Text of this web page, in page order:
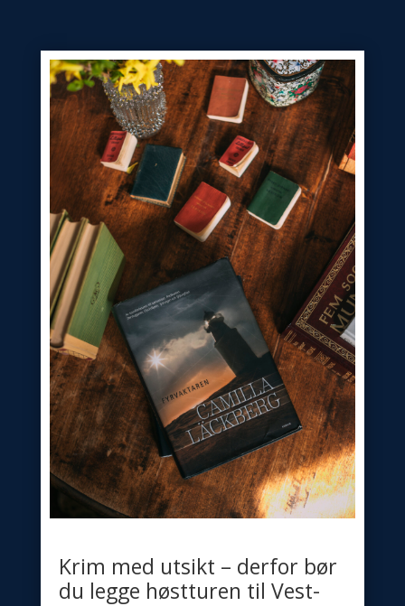
Krim med utsikt – derfor bør
du legge høstturen til Vest-